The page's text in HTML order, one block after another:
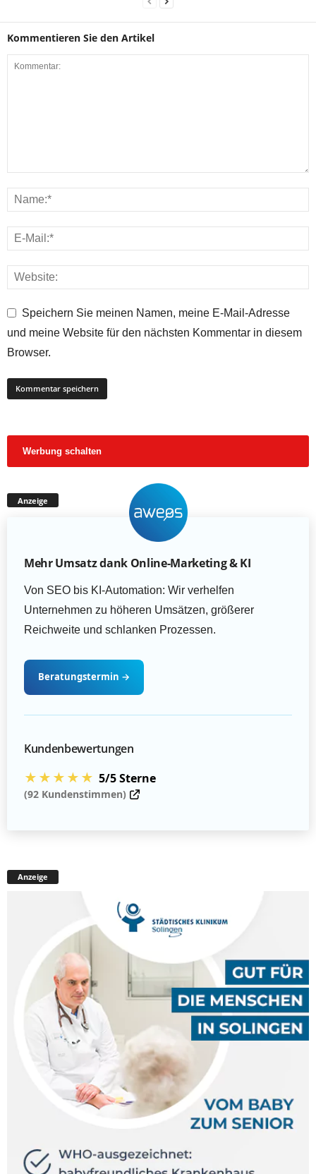
Kommentieren Sie den Artikel
Speichern Sie meinen Namen, meine E-Mail-Adresse
und meine Website für den nächsten Kommentar in diesem
Browser.
Werbung schalten
Anzeige
Mehr Umsatz dank Online-Marketing & KI
Von SEO bis KI-Automation: Wir verhelfen
Unternehmen zu höheren Umsätzen, größerer
Reichweite und schlanken Prozessen.
Beratungstermin →
Kundenbewertungen
★★★★★ 5/5 Sterne
(92 Kundenstimmen)
Anzeige